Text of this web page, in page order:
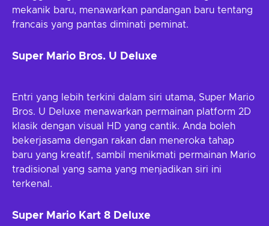
mekanik baru, menawarkan pandangan baru tentang
francais yang pantas diminati peminat.
Super Mario Bros. U Deluxe
Entri yang lebih terkini dalam siri utama, Super Mario
Bros. U Deluxe menawarkan permainan platform 2D
klasik dengan visual HD yang cantik. Anda boleh
bekerjasama dengan rakan dan meneroka tahap
baru yang kreatif, sambil menikmati permainan Mario
tradisional yang sama yang menjadikan siri ini
terkenal.
Super Mario Kart 8 Deluxe